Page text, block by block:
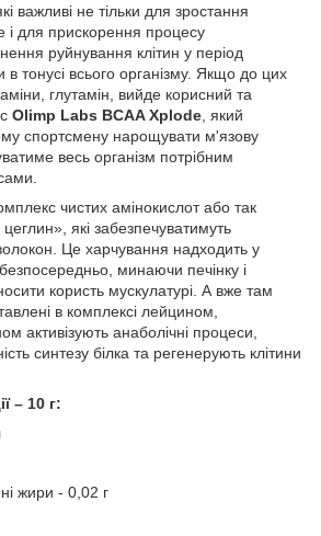
важливі не тільки для зростання
і для прискорення процесу
руйнування клітин у період
в тонусі всього організму. Якщо до цих
глутамін, вийде корисний та
Olimp Labs BCAA Xplode , який
спортсмену нарощувати м'язову
весь організм потрібним
чистих амінокислот або так
які забезпечуватимуть
Це харчування надходить у
минаючи печінку і
користь мускулатурі. А вже там
в комплексі лейцином,
активізують анаболічні процеси,
синтезу білка та регенерують клітини
– 10 г:
жири - 0,02 г